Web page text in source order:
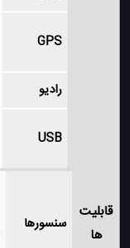
GPS
رادیو
USB
قابلیت
ها
سنسورها